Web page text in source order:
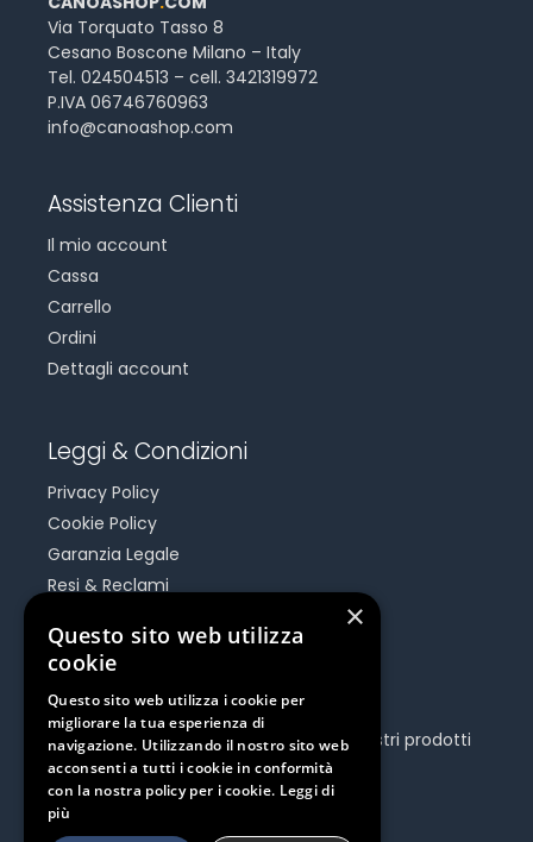
Via Torquato Tasso 8
Cesano Boscone Milano – Italy
Tel. 024504513 – cell. 3421319972
P.IVA 06746760963
info@canoashop.com
Assistenza Clienti
Il mio account
Cassa
Carrello
Ordini
Dettagli account
Leggi & Condizioni
Privacy Policy
Cookie Policy
Garanzia Legale
Resi & Reclami
Be Social
Seguici e rimani aggiornato su tutti i nostri prodotti
e iniziative.
×
Questo sito web utilizza
cookie
Questo sito web utilizza i cookie per
migliorare la tua esperienza di
navigazione. Utilizzando il nostro sito web
acconsenti a tutti i cookie in conformità
con la nostra policy per i cookie. Leggi di
più